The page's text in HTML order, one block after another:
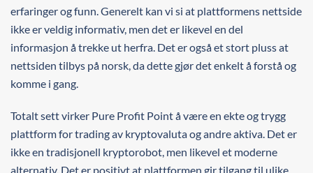
erfaringer og funn. Generelt kan vi si at plattformens nettside
ikke er veldig informativ, men det er likevel en del
informasjon å trekke ut herfra. Det er også et stort pluss at
nettsiden tilbys på norsk, da dette gjør det enkelt å forstå og
komme i gang.
Totalt sett virker Pure Profit Point å være en ekte og trygg
plattform for trading av kryptovaluta og andre aktiva. Det er
ikke en tradisjonell kryptorobot, men likevel et moderne
alternativ. Det er positivt at plattformen gir tilgang til ulike